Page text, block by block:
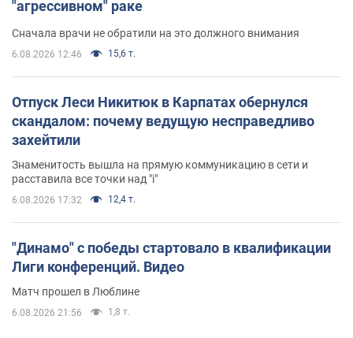
"агрессивном" раке
Сначала врачи не обратили на это должного внимания
6.08.2026 12:46 15,6 т.
Отпуск Леси Никитюк в Карпатах обернулся
скандалом: почему ведущую несправедливо
захейтили
Знаменитость вышла на прямую коммуникацию в сети и
расставила все точки над "i"
6.08.2026 17:32 12,4 т.
"Динамо" с победы стартовало в квалификации
Лиги конференций. Видео
Матч прошел в Люблине
6.08.2026 21:56 1,8 т.